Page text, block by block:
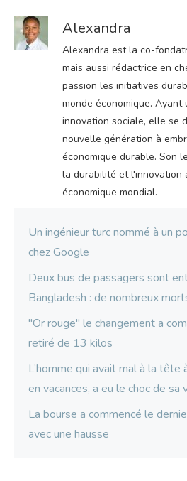
Alexandra
Alexandra est la co-
mais aussi rédactrice en
passion les initiatives
monde économique. Ayant
innovation sociale, elle se
nouvelle génération à
économique durable. Son
la durabilité et
économique mondial.
Un ingénieur turc nommé à un
chez Google
Deux bus de passagers sont
Bangladesh : de nombreux
"Or rouge" le changement a
retiré de 13 kilos
L’homme qui avait mal à la tête
en vacances, a eu le choc de sa
La bourse a commencé le
avec une hausse